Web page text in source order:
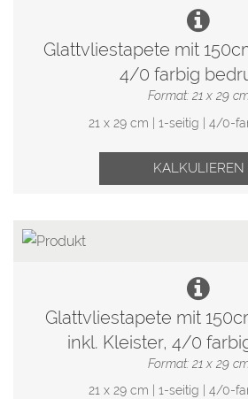
Glattvliestapete mit
4/0 farbig
Format: 21 x 29
21 x 29 cm | 1-seitig | 4/0-
KALKULIEREN
Glattvliestapete mit
inkl. Kleister, 4/0
Format: 21 x 29
21 x 29 cm | 1-seitig | 4/0-